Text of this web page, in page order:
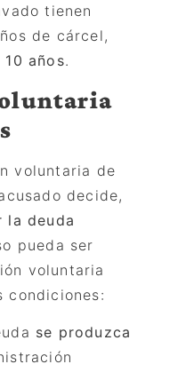
tienen
de cárcel,
años.
voluntaria de
decide,
la deuda
pueda ser
voluntaria
condiciones:
se produzca